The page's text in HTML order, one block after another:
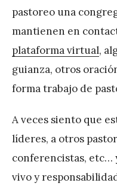
pastoreo una
mantienen en
plataforma virtual,
guianza, otros
forma trabajo de
A veces siento que
líderes, a otros
conferencistas, etc…
vivo y